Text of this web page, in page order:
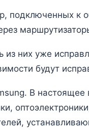
подключенных к
них уже
будут
В настоящее